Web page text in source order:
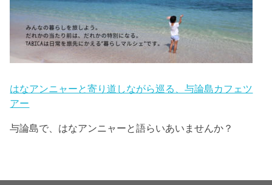
はなアンニャーと寄り道しながら巡る、与論島カフェツ
アー
与論島で、はなアンニャーと語らいあいませんか？